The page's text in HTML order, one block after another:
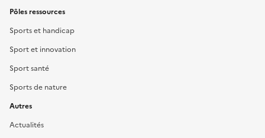
Pôles ressources
Sports et handicap
Sport et innovation
Sport santé
Sports de nature
Autres
Actualités